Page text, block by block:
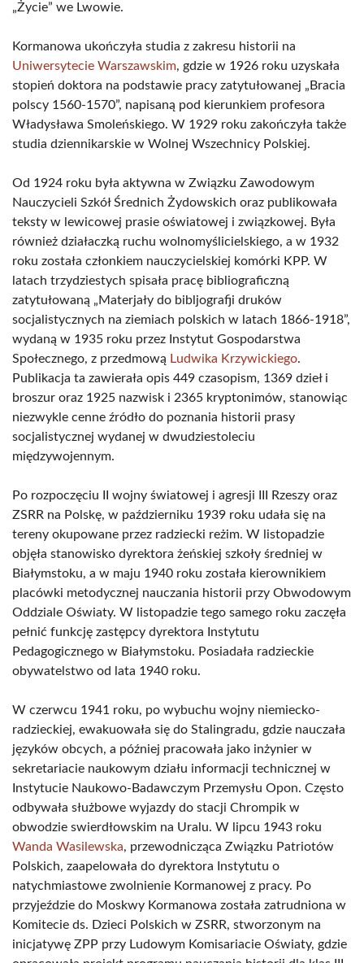
„Życie” we Lwowie.
Kormanowa ukończyła studia z zakresu historii na
Uniwersytecie Warszawskim, gdzie w 1926 roku uzyskała
stopień doktora na podstawie pracy zatytułowanej „Bracia
polscy 1560-1570”, napisaną pod kierunkiem profesora
Władysława Smoleńskiego. W 1929 roku zakończyła także
studia dziennikarskie w Wolnej Wszechnicy Polskiej.
Od 1924 roku była aktywna w Związku Zawodowym
Nauczycieli Szkół Średnich Żydowskich oraz publikowała
teksty w lewicowej prasie oświatowej i związkowej. Była
również działaczką ruchu wolnomyślicielskiego, a w 1932
roku została członkiem nauczycielskiej komórki KPP. W
latach trzydziestych spisała pracę bibliograficzną
zatytułowaną „Materjały do bibljografji druków
socjalistycznych na ziemiach polskich w latach 1866-1918”,
wydaną w 1935 roku przez Instytut Gospodarstwa
Społecznego, z przedmową Ludwika Krzywickiego.
Publikacja ta zawierała opis 449 czasopism, 1369 dzieł i
broszur oraz 1925 nazwisk i 2365 kryptonimów, stanowiąc
niezwykle cenne źródło do poznania historii prasy
socjalistycznej wydanej w dwudziestoleciu
międzywojennym.
Po rozpoczęciu II wojny światowej i agresji III Rzeszy oraz
ZSRR na Polskę, w październiku 1939 roku udała się na
tereny okupowane przez radziecki reżim. W listopadzie
objęła stanowisko dyrektora żeńskiej szkoły średniej w
Białymstoku, a w maju 1940 roku została kierownikiem
placówki metodycznej nauczania historii przy Obwodowym
Oddziale Oświaty. W listopadzie tego samego roku zaczęła
pełnić funkcję zastępcy dyrektora Instytutu
Pedagogicznego w Białymstoku. Posiadała radzieckie
obywatelstwo od lata 1940 roku.
W czerwcu 1941 roku, po wybuchu wojny niemiecko-
radzieckiej, ewakuowała się do Stalingradu, gdzie nauczała
języków obcych, a później pracowała jako inżynier w
sekretariacie naukowym działu informacji technicznej w
Instytucie Naukowo-Badawczym Przemysłu Opon. Często
odbywała służbowe wyjazdy do stacji Chrompik w
obwodzie swierdłowskim na Uralu. W lipcu 1943 roku
Wanda Wasilewska, przewodnicząca Związku Patriotów
Polskich, zaapelowała do dyrektora Instytutu o
natychmiastowe zwolnienie Kormanowej z pracy. Po
przyjeździe do Moskwy Kormanowa została zatrudniona w
Komitecie ds. Dzieci Polskich w ZSRR, stworzonym na
inicjatywę ZPP przy Ludowym Komisariacie Oświaty, gdzie